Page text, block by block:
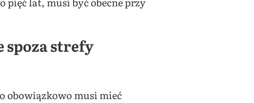
spoza strefy
obowiązkowo musi mieć